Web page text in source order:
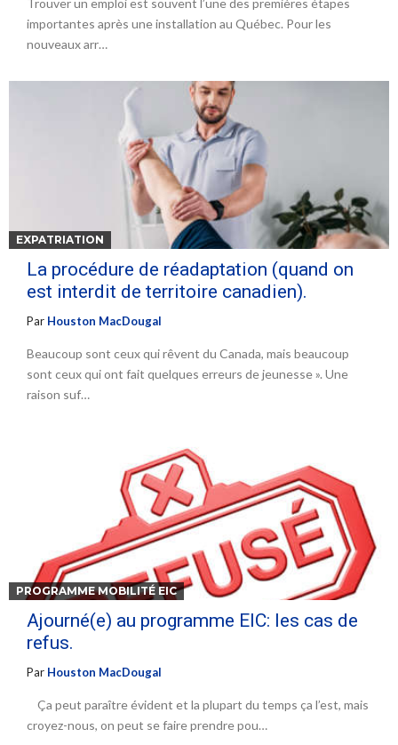
Trouver un emploi est souvent l’une des premières étapes
importantes après une installation au Québec. Pour les
nouveaux arr…
EXPATRIATION
La procédure de réadaptation (quand on
est interdit de territoire canadien).
Par Houston MacDougal
Beaucoup sont ceux qui rêvent du Canada, mais beaucoup
sont ceux qui ont fait quelques erreurs de jeunesse ». Une
raison suf…
PROGRAMME MOBILITÉ EIC
Ajourné(e) au programme EIC: les cas de
refus.
Par Houston MacDougal
Ça peut paraître évident et la plupart du temps ça l’est, mais
croyez-nous, on peut se faire prendre pou…